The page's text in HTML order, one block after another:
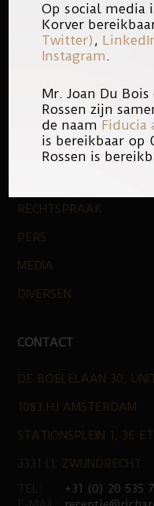
WERKEN BIJ
NIEUWE ZAKEN
PUBLICATIES
ACTUEEL
RECHTSPRAAK
PERS
MEDIA
DIVERSEN
CONTACT
DE BOELELAAN 30,
1083 HJ AMSTERDAM
STATIONSPLEIN 1, 3E
3331 LL ZWIJNDRECHT
+31 (0) 20 535
Op social media
Korver
Twitter) ,
Instagram.
Mr. Joan Du Bois
Rossen zijn
de naam Fiducia
is bereikbaar op
Rossen is